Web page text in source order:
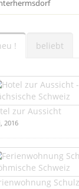
! beliebt
zur Aussicht
2016
Schulz